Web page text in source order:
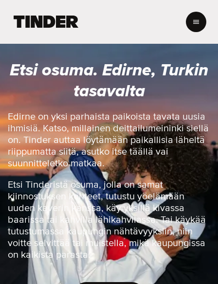
r
n
l
o
i
t
u
s
s
i
v
u
Etsi osuma. Edirne, Turkin
tasavalta
Edirne on yksi parhaista paikoista tavata uusia
ihmisiä. Katso, millainen deittailumeininki siellä
on. Tinder auttaa löytämään paikallisia läheltä
riippumatta siitä, asutko itse täällä vai
suunnitteletko matkaa.
Etsi Tinderistä osuma, jolla on samat
kiinnostuksen kohteet, tutustu yöelämään
uuden kaverin kanssa, käy yksillä kivassa
baarissa tai kahvilla lähikahvilassa. Tai käykää
tutustumassa kaupungin nähtävyyksiin, niin
voitte selvittää tai muistella, mikä kaupungissa
on kaikista parasta.